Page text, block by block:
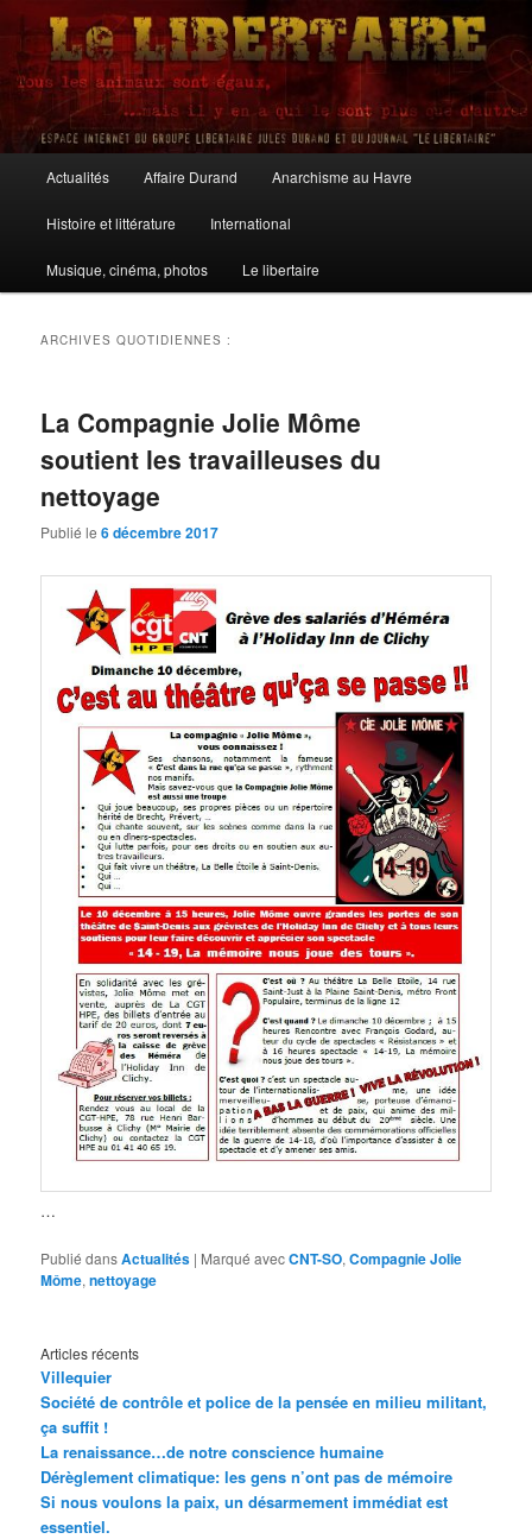
Aller
contenu
principal
Aller
contenu
secondaire
Le Libertaire
principal
Actualités Affaire Durand Anarchisme au Havre
Histoire et littérature International
Musique, cinéma, photos Le libertaire
ARCHIVES QUOTIDIENNES :
La Compagnie Jolie Môme
soutient les travailleuses du
nettoyage
Publié le6 décembre 2017
…
Publié dansActualités | Marqué avecCNT-SO,Compagnie Jolie
Môme,nettoyage
Articles récents
Villequier
Société de contrôle et police de la pensée en milieu militant,
ça suffit !
La renaissance…de notre conscience humaine
Dérèglement climatique: les gens n’ont pas de mémoire
Si nous voulons la paix, un désarmement immédiat est
essentiel.